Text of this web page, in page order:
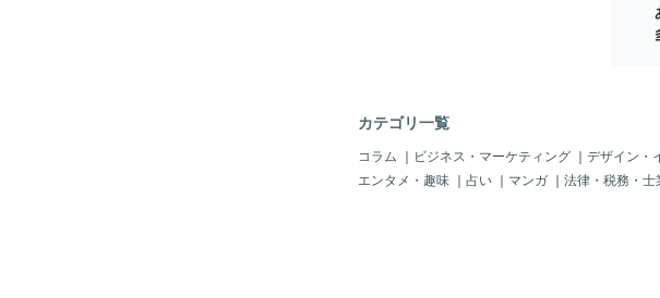
0円 ・６日目→5680円 どうかなうまくい
けてるのかな
カテゴリ一覧
コラム ｜ ビジネス・マーケティング ｜ デザイン・
エンタメ・趣味 ｜ 占い ｜ マンガ ｜ 法律・税務・士